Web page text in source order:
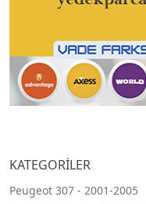
KATEGORİLER
Peugeot 307 - 2001-2005